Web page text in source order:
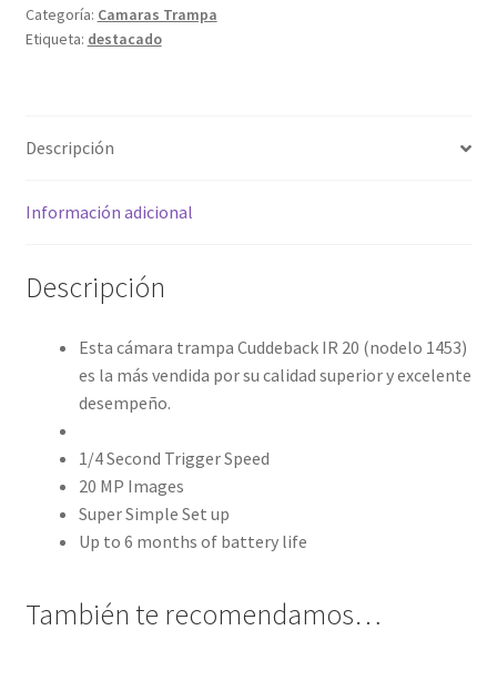
20
cantidad
Categoría: Camaras Trampa
Etiqueta: destacado
Descripción
Información adicional
Descripción
Esta cámara trampa Cuddeback IR 20 (nodelo 1453)
es la más vendida por su calidad superior y excelente
desempeño.
1/4 Second Trigger Speed
20 MP Images
Super Simple Set up
Up to 6 months of battery life
También te recomendamos…